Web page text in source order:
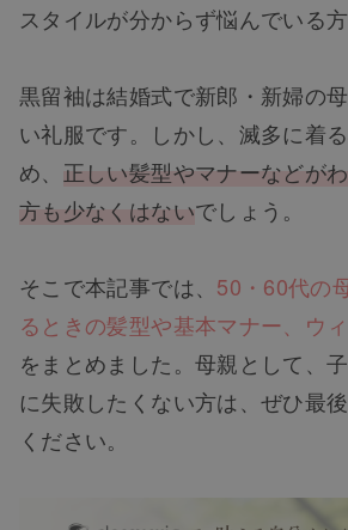
スタイルが分からず悩んでいる方
黒留袖は結婚式で新郎・新婦の
い礼服です。しかし、滅多に着
め、 正しい髪型やマナーなどが
方も少なくはないでしょう。
そこで本記事では、 50・60代の
るときの髪型や基本マナー、ウ
をまとめました。母親として、
に失敗したくない方は、ぜひ最
ください。